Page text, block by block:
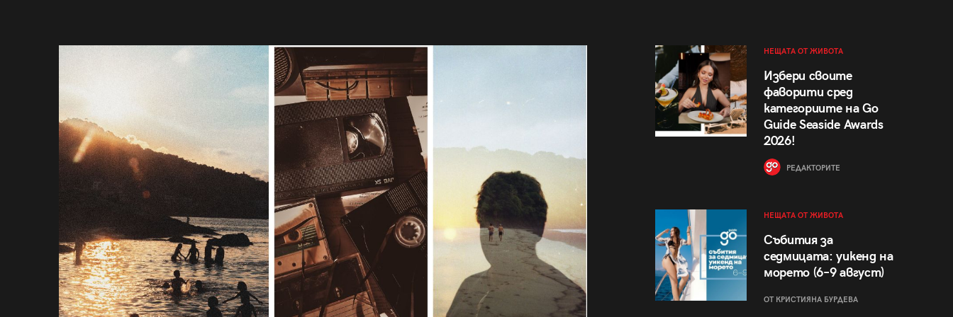
НЕЩАТА ОТ ЖИВОТА
Избери своите
фаворити сред
категориите на Go
Guide Seaside Awards
2026!
РЕДАКТОРИТЕ
НЕЩАТА ОТ ЖИВОТА
Събития за
седмицата: уикенд на
морето (6–9 август)
ОТ КРИСТИЯНА БУРДЕВА